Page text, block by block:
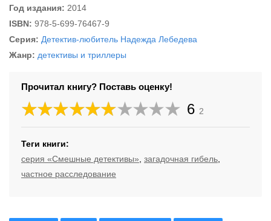
Год издания: 2014
ISBN: 978-5-699-76467-9
Серия: Детектив-любитель Надежда Лебедева
Жанр: детективы и триллеры
Прочитал книгу? Поставь оценку!
6 2
Теги книги:
серия «Смешные детективы» загадочная гибель
частное расследование